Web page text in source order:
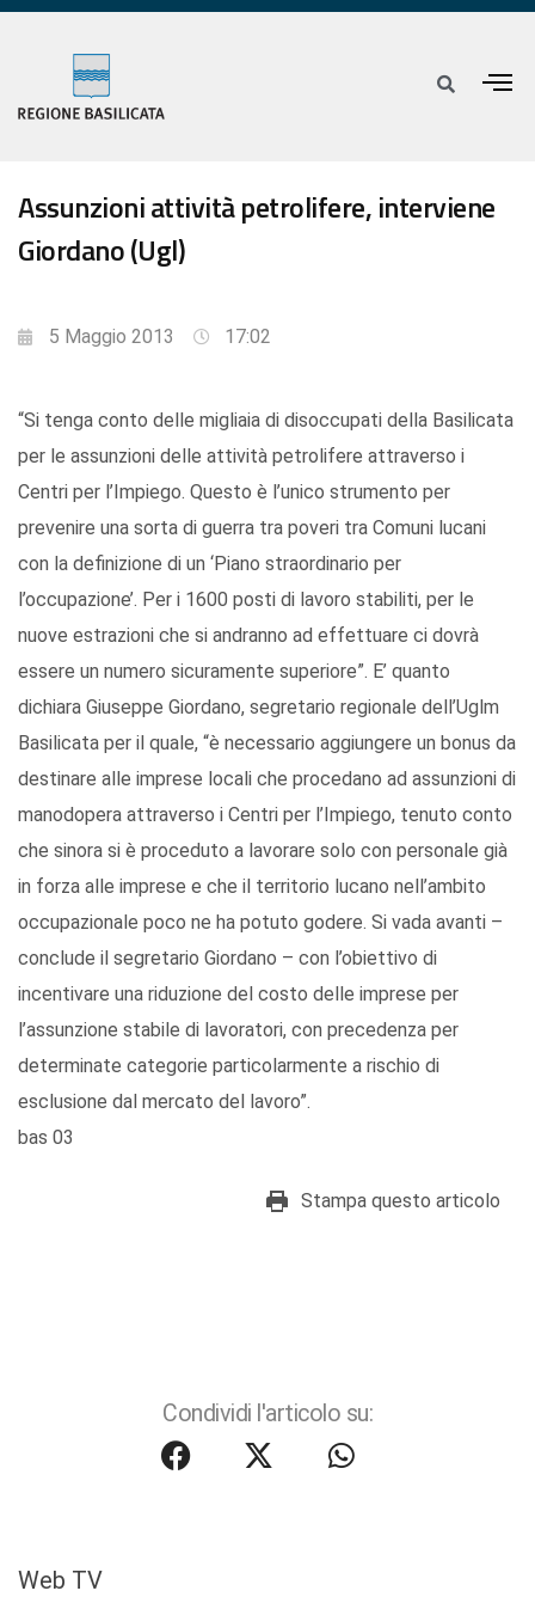
Assunzioni attività petrolifere, interviene
Giordano (Ugl)
5 Maggio 2013 17:02
“Si tenga conto delle migliaia di disoccupati della Basilicata
per le assunzioni delle attività petrolifere attraverso i
Centri per l’Impiego. Questo è l’unico strumento per
prevenire una sorta di guerra tra poveri tra Comuni lucani
con la definizione di un ‘Piano straordinario per
l’occupazione’. Per i 1600 posti di lavoro stabiliti, per le
nuove estrazioni che si andranno ad effettuare ci dovrà
essere un numero sicuramente superiore”. E’ quanto
dichiara Giuseppe Giordano, segretario regionale dell’Uglm
Basilicata per il quale, “è necessario aggiungere un bonus da
destinare alle imprese locali che procedano ad assunzioni di
manodopera attraverso i Centri per l’Impiego, tenuto conto
che sinora si è proceduto a lavorare solo con personale già
in forza alle imprese e che il territorio lucano nell’ambito
occupazionale poco ne ha potuto godere. Si vada avanti –
conclude il segretario Giordano – con l’obiettivo di
incentivare una riduzione del costo delle imprese per
l’assunzione stabile di lavoratori, con precedenza per
determinate categorie particolarmente a rischio di
esclusione dal mercato del lavoro”.
bas 03
Stampa questo articolo
Condividi l'articolo su:
Web TV